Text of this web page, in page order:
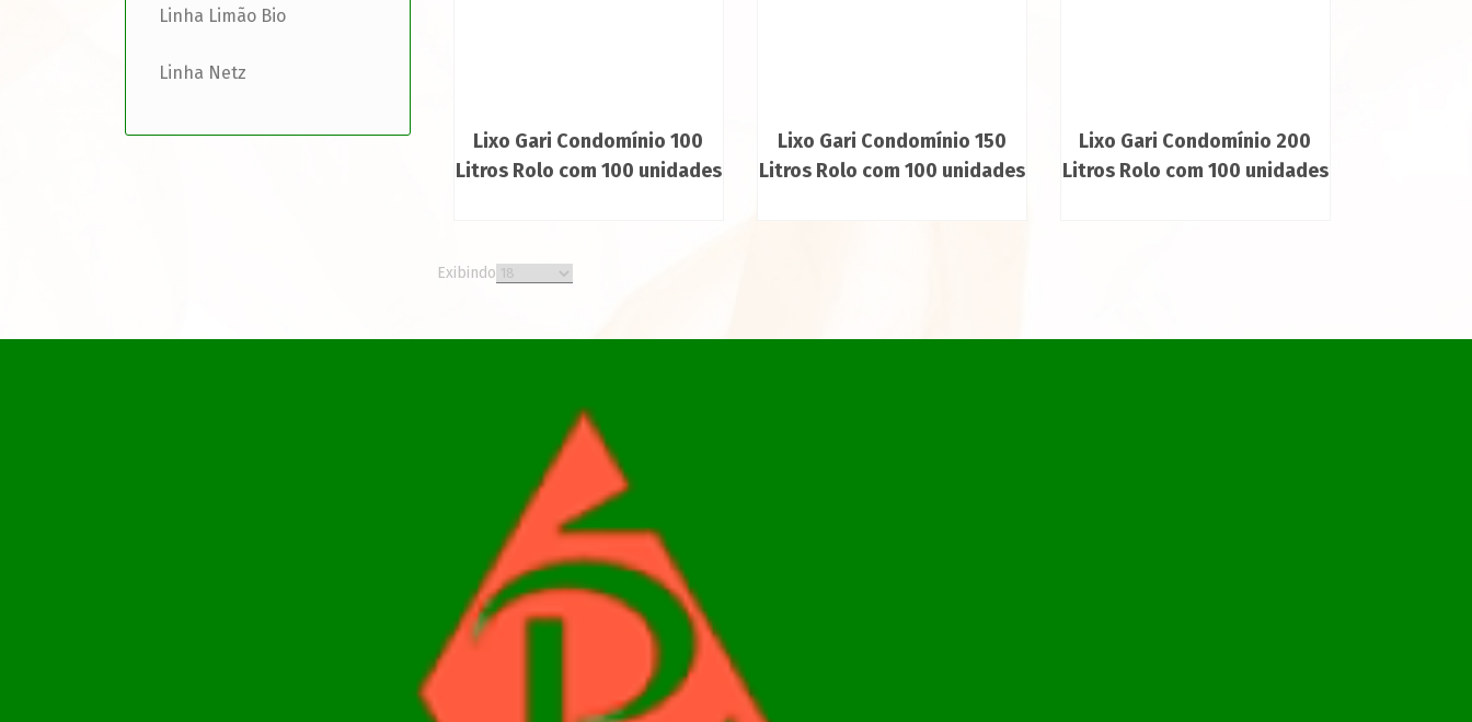
Linha Limão Bio
Linha Netz
Lixo Gari Condomínio 100
Litros Rolo com 100 unidades
Lixo Gari Condomínio 150
Litros Rolo com 100 unidades
Lixo Gari Condomínio 200
Litros Rolo com 100 unidades
Exibindo